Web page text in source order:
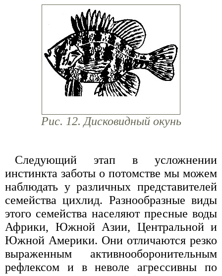
Рис. 12. Дисковидный окунь
Следующий этап в усложнении
инстинкта заботы о потомстве мы можем
наблюдать у различных представителей
семейства цихлид. Разнообразные виды
этого семейства населяют пресные воды
Африки, Южной Азии, Центральной и
Южной Америки. Они отличаются резко
выраженным активнооборонительным
рефлексом и в неволе агрессивны по